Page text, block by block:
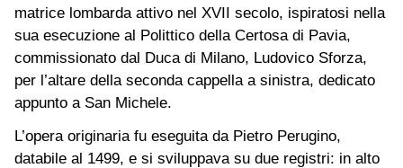
matrice lombarda attivo nel XVII secolo, ispiratosi nella
sua esecuzione al Polittico della Certosa di Pavia,
commissionato dal Duca di Milano, Ludovico Sforza,
per l’altare della seconda cappella a sinistra, dedicato
appunto a San Michele.
L’opera originaria fu eseguita da Pietro Perugino,
databile al 1499, e si sviluppava su due registri: in alto